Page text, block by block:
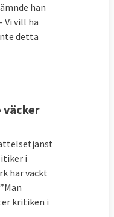
han
Vi vill ha
detta
väcker
i
har väckt
kritiken i